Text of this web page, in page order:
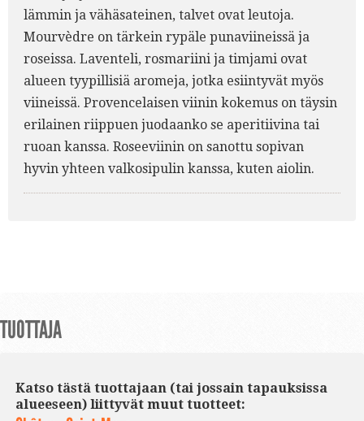
lämmin ja vähäsateinen, talvet ovat leutoja.
Mourvèdre on tärkein rypäle punaviineissä ja
roseissa. Laventeli, rosmariini ja timjami ovat
alueen tyypillisiä aromeja, jotka esiintyvät myös
viineissä. Provencelaisen viinin kokemus on täysin
erilainen riippuen juodaanko se aperitiivina tai
ruoan kanssa. Roseeviinin on sanottu sopivan
hyvin yhteen valkosipulin kanssa, kuten aiolin.
TUOTTAJA
Katso tästä tuottajaan (tai jossain tapauksissa
alueeseen) liittyvät muut tuotteet: